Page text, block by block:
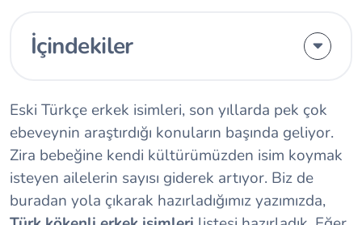
İçindekiler
Eski Türkçe erkek isimleri, son yıllarda pek çok
ebeveynin araştırdığı konuların başında geliyor.
Zira bebeğine kendi kültürümüzden isim koymak
isteyen ailelerin sayısı giderek artıyor. Biz de
buradan yola çıkarak hazırladığımız yazımızda,